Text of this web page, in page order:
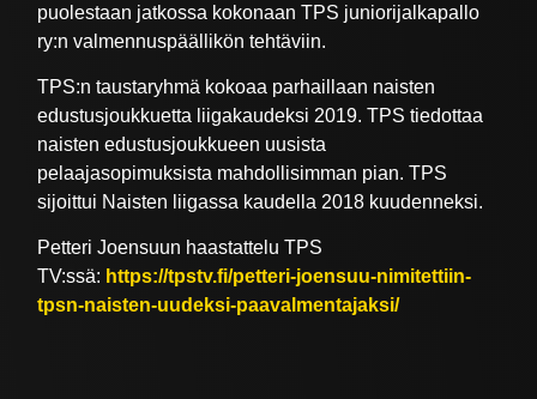
puolestaan jatkossa kokonaan TPS juniorijalkapallo
ry:n valmennuspäällikön tehtäviin.
TPS:n taustaryhmä kokoaa parhaillaan naisten
edustusjoukkuetta liigakaudeksi 2019. TPS tiedottaa
naisten edustusjoukkueen uusista
pelaajasopimuksista mahdollisimman pian. TPS
sijoittui Naisten liigassa kaudella 2018 kuudenneksi.
Petteri Joensuun haastattelu TPS
TV:ssä: https://tpstv.fi/petteri-joensuu-nimitettiin-
tpsn-naisten-uudeksi-paavalmentajaksi/